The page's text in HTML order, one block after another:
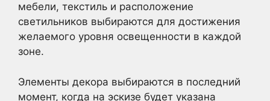
мебели, текстиль и расположение
светильников выбираются для достижения
желаемого уровня освещенности в каждой
зоне.
Элементы декора выбираются в последний
момент, когда на эскизе будет указана